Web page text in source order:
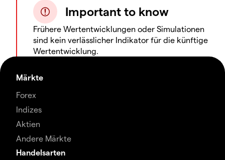
Important to know
Frühere Wertentwicklungen oder Simulationen
sind kein verlässlicher Indikator für die künftige
Wertentwicklung.
Märkte
Forex
Indizes
Aktien
Andere Märkte
Handelsarten